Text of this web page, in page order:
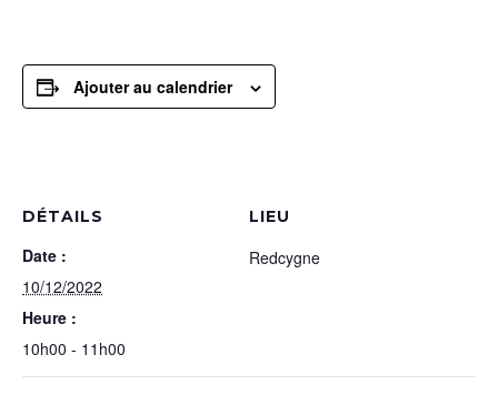
Ajouter au calendrier
DÉTAILS
Date :
10/12/2022
Heure :
10h00 - 11h00
LIEU
Redcygne